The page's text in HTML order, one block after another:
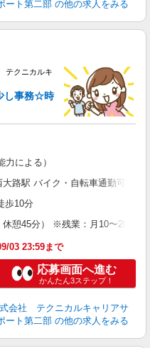
ート第二部 の他の求人をみる
テクニカルキ
し事務☆時
による）
路駅 バイク・自転車通勤可。京
歩10分
休憩45分） ※残業：月10〜20時
03 23:59まで
応募画面へ進む
かんたん3ステップ！
会社 テクニカルキャリアサ
ート第二部 の他の求人をみる